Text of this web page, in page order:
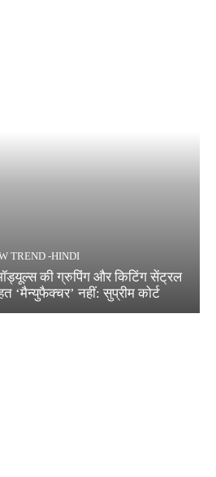
TREND -HINDI
की ग्रुपिंग और किटिंग सेंट्रल
‘मैन्युफैक्चर’ नहीं: सुप्रीम कोर्ट